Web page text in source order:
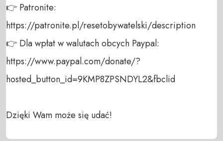
👉 Patronite:
https://patronite.pl/resetobywatelski/description
👉 Dla wpłat w walutach obcych Paypal:
https://www.paypal.com/donate/?
hosted_button_id=9KMP8ZPSNDYL2&fbclid
Dzięki Wam może się udać!